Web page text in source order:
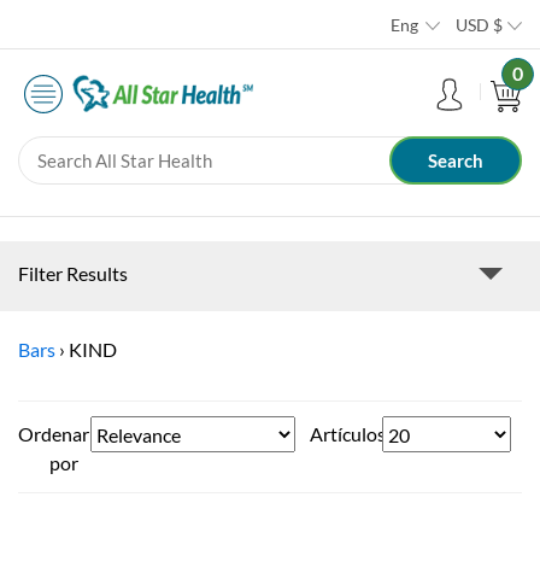
Eng USD $
0
Filter Results
Bars › KIND
Ordenar
por
Artículos